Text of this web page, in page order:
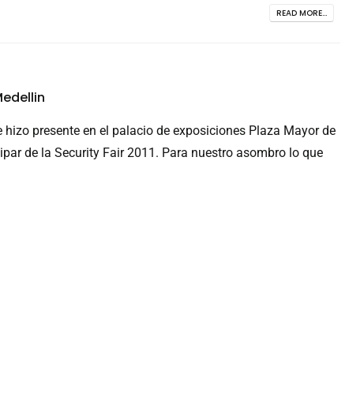
READ MORE...
presente en el palacio de exposiciones Plaza Mayor de
de la Security Fair 2011. Para nuestro asombro lo que